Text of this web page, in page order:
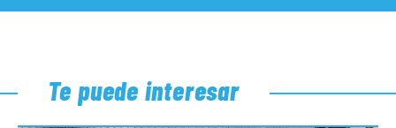
Te puede interesar